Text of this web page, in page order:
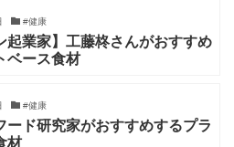
#健康
起業家】工藤柊さんがおすすめ
ベース食材
#健康
ード研究家がおすすめするプラ
材